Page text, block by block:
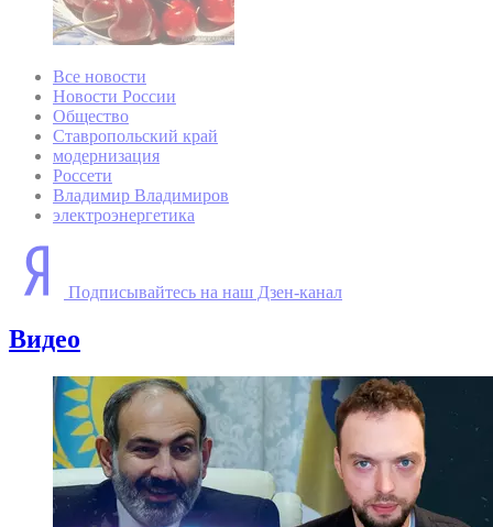
Все новости
Новости России
Общество
Ставропольский край
модернизация
Россети
Владимир Владимиров
электроэнергетика
Подписывайтесь на наш Дзен-канал
Видео